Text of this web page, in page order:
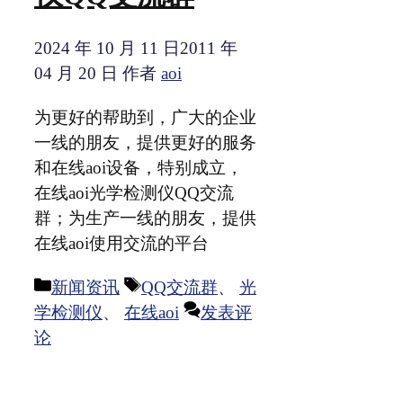
2024 年 10 月 11 日 2011 年
04 月 20 日 作者 aoi
为更好的帮助到，广大的企业
一线的朋友，提供更好的服务
和在线aoi设备，特别成立，
在线aoi光学检测仪QQ交流
群；为生产一线的朋友，提供
在线aoi使用交流的平台
分
类
新闻资讯
标
签
QQ交流群、 光
学检测仪、 在线aoi
发表评
论